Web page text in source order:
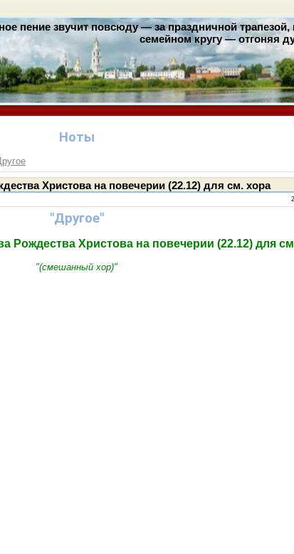
пение звучит повсюду — за праздничной
семейном кругу — отгоняя
Ноты
Христова на повечерии (22.12) для см. хора
"Другое"
Рождества Христова на повечерии (22.12) для
"(смешанный хор)"